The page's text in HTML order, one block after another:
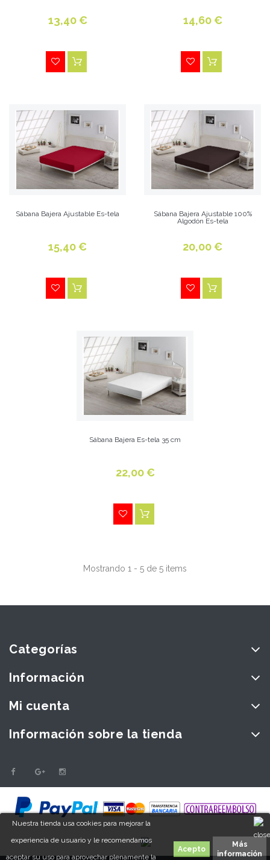
Nuestra tienda usa cookies para mejorar la
experiencia de usuario y le recomendamos
aceptar su uso para aprovechar plenamente la
Más
información
13,40 € 14,60 €
Sábana Bajera Ajustable Es-tela
15,40 €
Sábana Bajera Ajustable 100%
Algodón Es-tela
20,00 €
Sábana Bajera Es-tela 35 cm
22,00 €
Mostrando 1 - 5 de 5 items
Categorías
Información
Mi cuenta
Información sobre la tienda